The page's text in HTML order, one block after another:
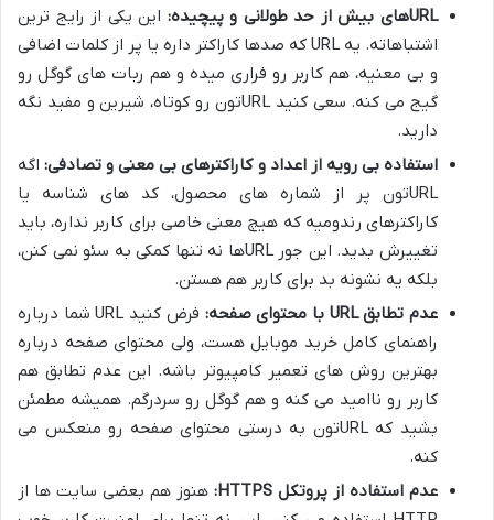
URLهای بیش از حد طولانی و پیچیده:
این یکی از رایج ترین
اشتباهاته. یه URL که صدها کاراکتر داره یا پر از کلمات اضافی
و بی معنیه، هم کاربر رو فراری میده و هم ربات های گوگل رو
گیج می کنه. سعی کنید URLتون رو کوتاه، شیرین و مفید نگه
دارید.
استفاده بی رویه از اعداد و کاراکترهای بی معنی و تصادفی:اگه
URLتون پر از شماره های محصول، کد های شناسه یا
کاراکترهای رندومیه که هیچ معنی خاصی برای کاربر نداره، باید
تغییرش بدید. این جور URLها نه تنها کمکی به سئو نمی کنن،
بلکه یه نشونه بد برای کاربر هم هستن.
عدم تطابق URL با محتوای صفحه:
فرض کنید URL شما درباره
راهنمای کامل خرید موبایل هست، ولی محتوای صفحه درباره
بهترین روش های تعمیر کامپیوتر باشه. این عدم تطابق هم
کاربر رو ناامید می کنه و هم گوگل رو سردرگم. همیشه مطمئن
بشید که URLتون به درستی محتوای صفحه رو منعکس می
کنه.
عدم استفاده از پروتکل HTTPS:
هنوز هم بعضی سایت ها از